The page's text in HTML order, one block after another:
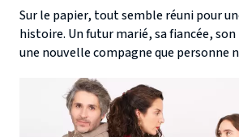
Sur le papier, tout semble réuni pour
histoire. Un futur marié, sa fiancée,
une nouvelle compagne que personne
LEMOINE auteur de « Témoin de mariage » au
la Gaité Montparnasse, pour faire voler
apparente convivialité.